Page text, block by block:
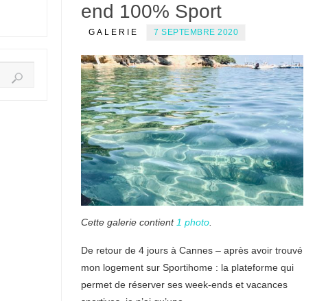
end 100% Sport
GALERIE 7 SEPTEMBRE 2020
Cette galerie contient 1 photo
De retour de 4 jours à Cannes – après avoir trouvé
mon logement sur Sportihome : la plateforme qui
permet de réserver ses week-ends et vacances